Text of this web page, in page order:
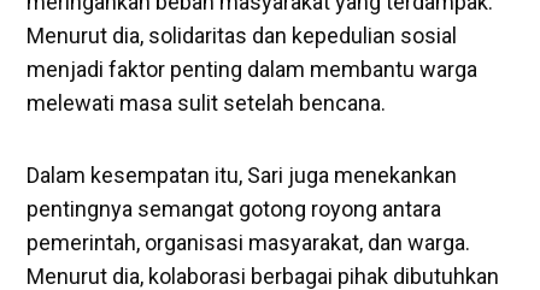
Menurut dia, solidaritas dan kepedulian sosial
menjadi faktor penting dalam membantu warga
melewati masa sulit setelah bencana.
Dalam kesempatan itu, Sari juga menekankan
pentingnya semangat gotong royong antara
pemerintah, organisasi masyarakat, dan warga.
Menurut dia, kolaborasi berbagai pihak dibutuhkan